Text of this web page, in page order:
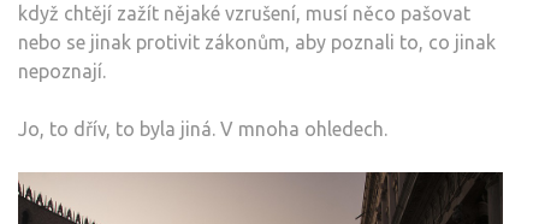
když chtějí zažít nějaké vzrušení, musí něco pašovat
nebo se jinak protivit zákonům, aby poznali to, co jinak
nepoznají.
Jo, to dřív, to byla jiná. V mnoha ohledech.